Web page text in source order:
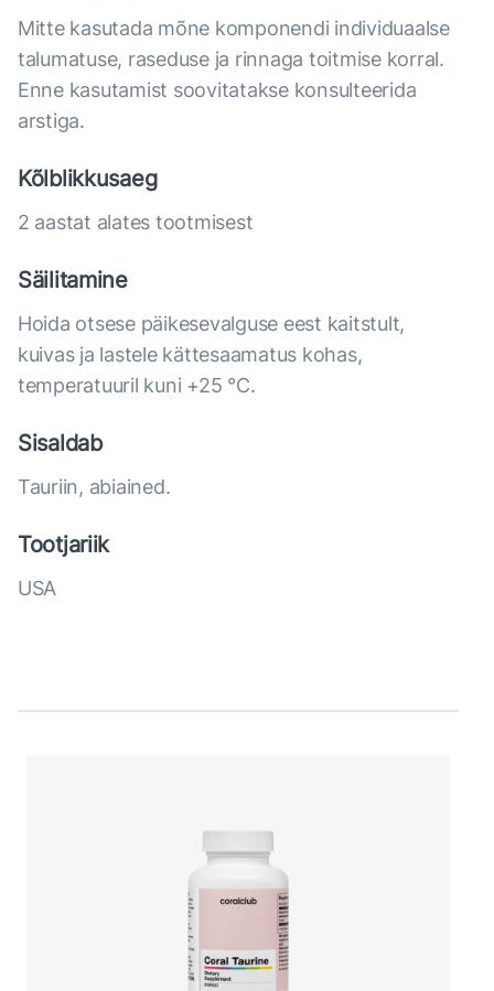
Mitte kasutada mõne komponendi individuaalse
talumatuse, raseduse ja rinnaga toitmise korral.
Enne kasutamist soovitatakse konsulteerida
arstiga.
Kõlblikkusaeg
2 aastat alates tootmisest
Säilitamine
Hoida otsese päikesevalguse eest kaitstult,
kuivas ja lastele kättesaamatus kohas,
temperatuuril kuni +25 °C.
Sisaldab
Tauriin, abiained.
Tootjariik
USA